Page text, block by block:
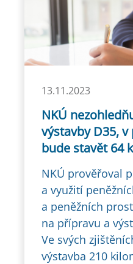
13.11.2023
NKÚ
výstavby D35,
bude stavět 64
NKÚ prověřoval
a využití
a peněžních
na přípravu a
Ve svých
výstavba 210